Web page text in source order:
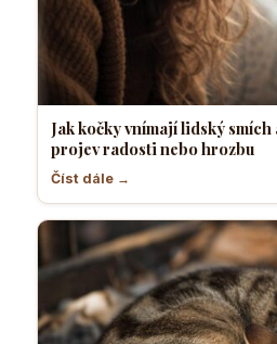
Jak kočky vnímají lidský smích
projev radosti nebo hrozbu
Číst dále →